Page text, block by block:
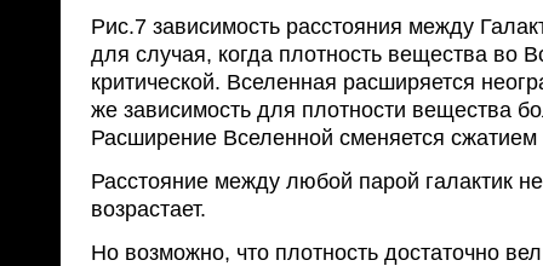
Рис.7 зависимость расстояния между
для случая, когда плотность вещества во
критической. Вселенная расширяется
же зависимость для плотности вещества
Расширение Вселенной сменяется
Расстояние между любой парой галактик
возрастает.
Но возможно, что плотность достаточно